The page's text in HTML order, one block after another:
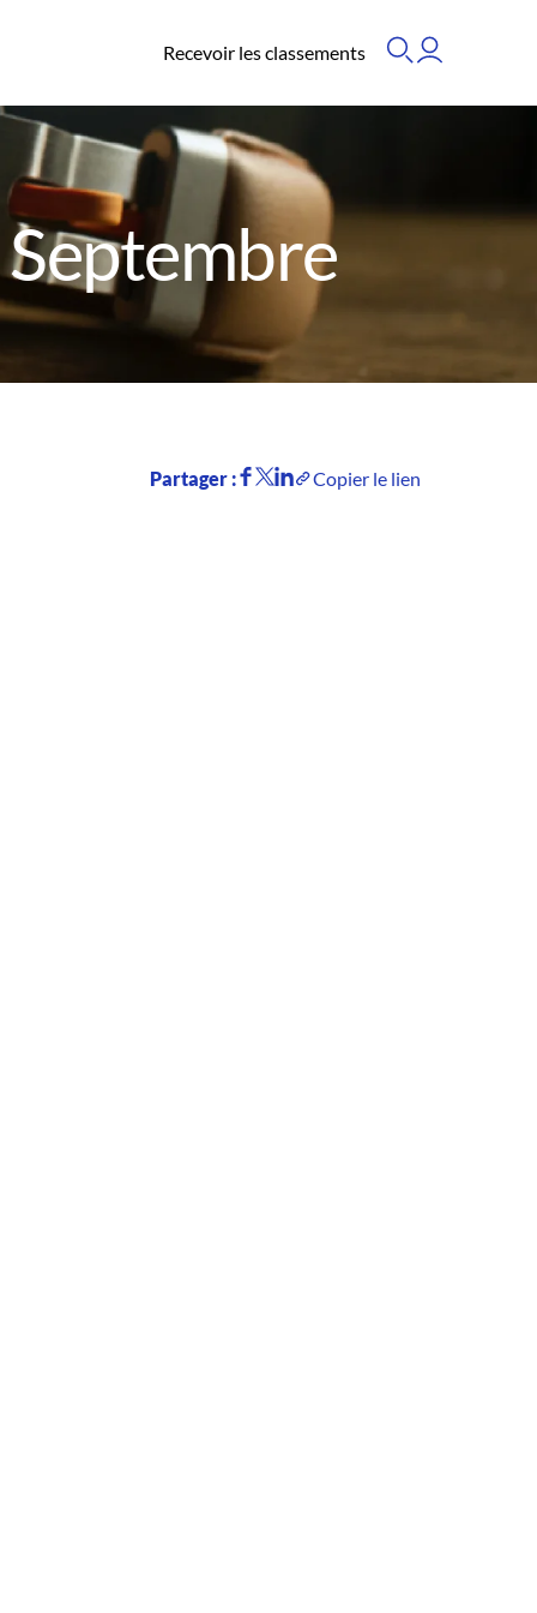
Recevoir les classements
Partager : Copier le lien